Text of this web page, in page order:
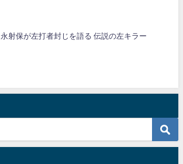
永射保が左打者封じを語る 伝説の左キラー